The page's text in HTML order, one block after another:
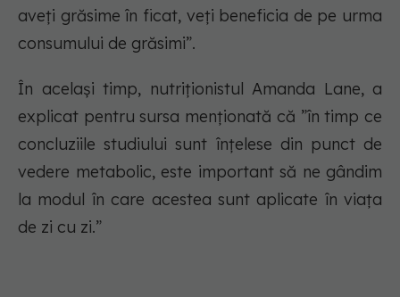
aveți grăsime în ficat, veți beneficia de pe urma
consumului de grăsimi”.
În același timp, nutriționistul Amanda Lane, a
explicat pentru sursa menționată că ”în timp ce
concluziile studiului sunt înțelese din punct de
vedere metabolic, este important să ne gândim
la modul în care acestea sunt aplicate în viața
de zi cu zi.”